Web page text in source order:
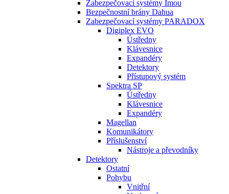
Zabezpečovací systémy Imou
Bezpečnostní brány Dahua
Zabezpečovací systémy PARADOX
Digiplex EVO
Ústředny
Klávesnice
Expandéry
Detektory
Přístupový systém
Spektra SP
Ústředny
Klávesnice
Expandéry
Magellan
Komunikátory
Příslušenství
Nástroje a převodníky
Detektory
Ostatní
Pohybu
Vnitřní